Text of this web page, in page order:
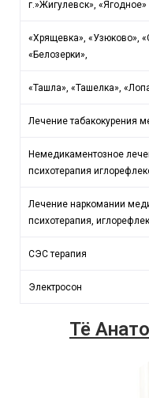
г.»Жигулевск», «Ягодное»
«Хрящевка», «Узюково»,
«Белозерки»,
«Ташла», «Ташелка»,
Лечение табакокурения
Немедикаментозное
психотерапия
Лечение наркомании
психотерапия,
СЭС терапия
Электросон
Тё